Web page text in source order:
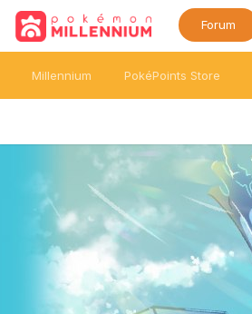
Forum
Millennium PokéPoints Store